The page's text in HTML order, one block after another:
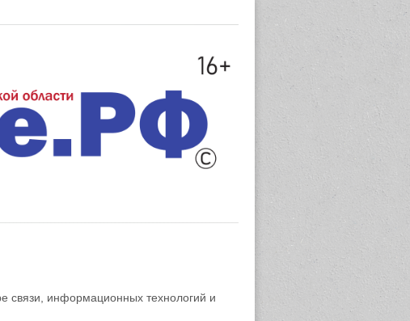
связи, информационных технологий и